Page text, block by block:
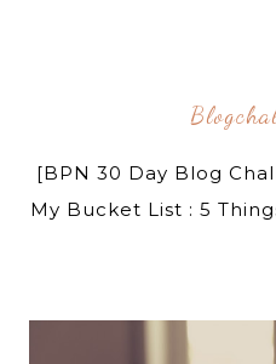
[BPN 30 Day Blog
My Bucket List : 5